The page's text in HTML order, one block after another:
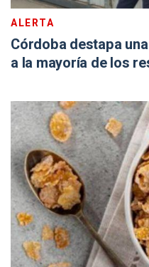
ALERTA
Córdoba destapa
a la mayoría de los